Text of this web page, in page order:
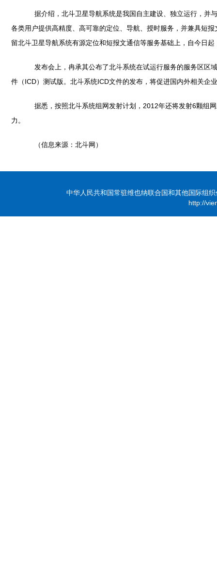
据介绍，北斗卫星导航系统是我国自主建设、独立运行，并
各类用户提供高精度、高可靠的定位、导航、授时服务，并兼具短
留北斗卫星导航系统有源定位和短报文通信等服务基础上，自今日
发布会上，冉承其公布了北斗系统在试运行服务的服务区区
件（ICD）测试版。北斗系统ICD文件的发布，将促进国内外相关企
据悉，按照北斗系统组网发射计划，2012年还将发射6颗组网
力。
（信息来源：北斗网）
中华人民共和国常驻维也纳联合国和其他国际组
http://